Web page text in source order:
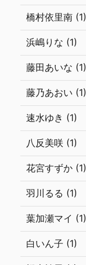
橋村依里南 (1)
浜嶋りな (1)
藤田あいな (1)
藤乃あおい (1)
速水ゆき (1)
八反美咲 (1)
花宮すずか (1)
羽川るる (1)
葉加瀬マイ (1)
白いん子 (1)